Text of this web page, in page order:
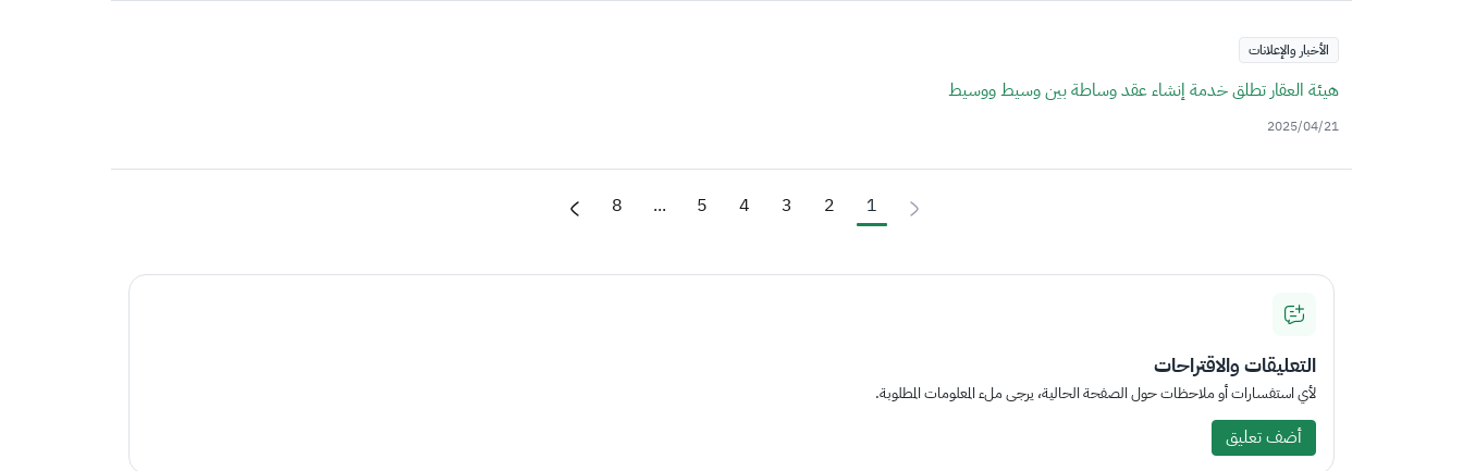
الأخبار والإعلانات
هيئة العقار تطلق خدمة إنشاء عقد وساطة بين وسيط ووسيط
2025/04/21
1
2
3
4
5
...
8
التعليقات والاقتراحات
لأي استفسارات أو ملاحظات حول الصفحة الحالية، يرجى ملء المعلومات المطلوبة.
أضف تعليق